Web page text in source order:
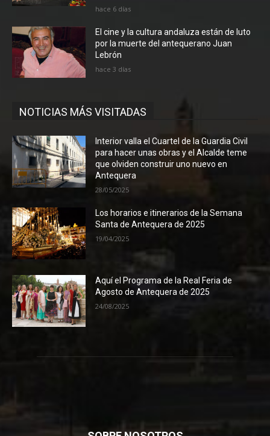
hace 6 días
El cine y la cultura andaluza están de luto
por la muerte del antequerano Juan
Lebrón
hace 3 días
NOTICIAS MÁS VISITADAS
Interior valla el Cuartel de la Guardia Civil
para hacer unas obras y el Alcalde teme
que olviden construir uno nuevo en
Antequera
28/05/2025
Los horarios e itinerarios de la Semana
Santa de Antequera de 2025
19/04/2025
Aquí el Programa de la Real Feria de
Agosto de Antequera de 2025
24/08/2025